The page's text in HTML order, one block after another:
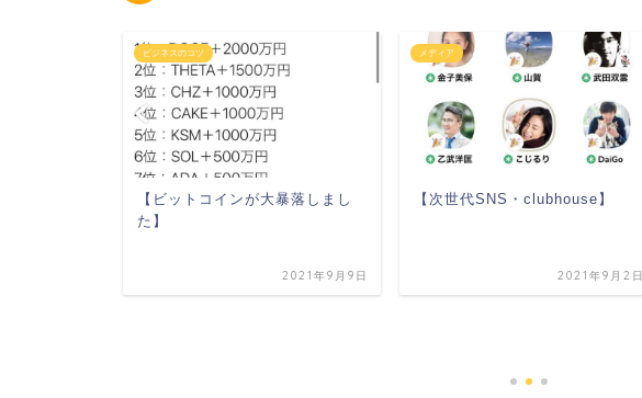
ビジネスのコツ
【ビットコインが大暴落しまし
た】
2021年9月9日
メディア
【次世代SNS・clubhouse】
2021年9月2日